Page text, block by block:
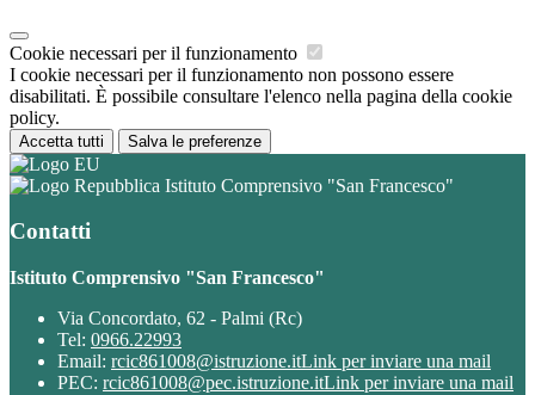
Cookie necessari per il funzionamento
I cookie necessari per il funzionamento non possono essere
disabilitati. È possibile consultare l'elenco nella pagina della cookie
policy.
Accetta tutti Salva le preferenze
Istituto Comprensivo "San Francesco"
Contatti
Istituto Comprensivo "San Francesco"
Via Concordato, 62 - Palmi (Rc)
Tel: 0966.22993
Email: rcic861008@istruzione.itLink per inviare una mail
PEC: rcic861008@pec.istruzione.itLink per inviare una mail